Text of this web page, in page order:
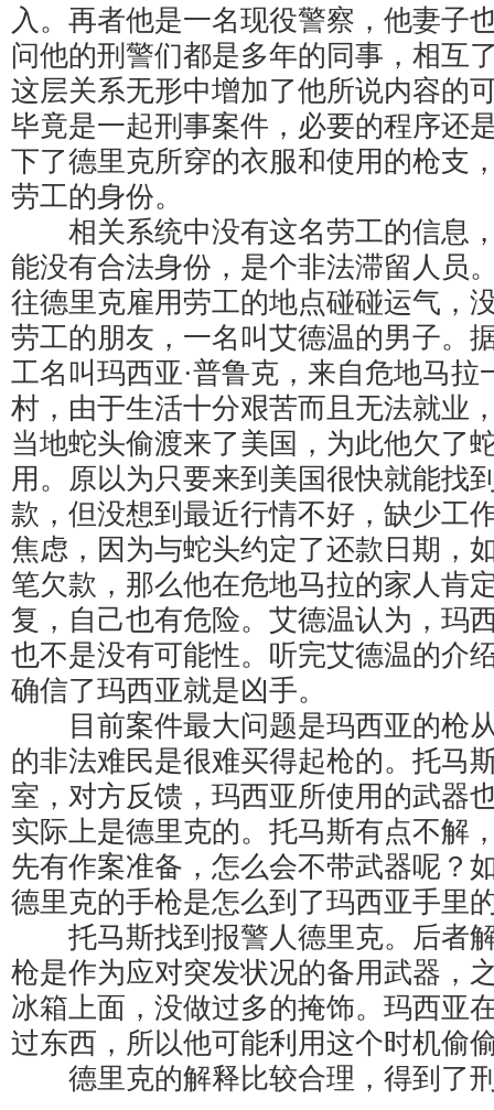
入。再者他是一名现役警察，他妻子
问他的刑警们都是多年的同事，相互
这层关系无形中增加了他所说内容的
毕竟是一起刑事案件，必要的程序还
下了德里克所穿的衣服和使用的枪支
劳工的身份。
相关系统中没有这名劳工的信息
能没有合法身份，是个非法滞留人员
往德里克雇用劳工的地点碰碰运气，
劳工的朋友，一名叫艾德温的男子。
工名叫玛西亚·普鲁克，来自危地马拉
村，由于生活十分艰苦而且无法就业
当地蛇头偷渡来了美国，为此他欠了
用。原以为只要来到美国很快就能找
款，但没想到最近行情不好，缺少工
焦虑，因为与蛇头约定了还款日期，
笔欠款，那么他在危地马拉的家人肯
复，自己也有危险。艾德温认为，玛
也不是没有可能性。听完艾德温的介
确信了玛西亚就是凶手。
目前案件最大问题是玛西亚的枪
的非法难民是很难买得起枪的。托马
室，对方反馈，玛西亚所使用的武器
实际上是德里克的。托马斯有点不解
先有作案准备，怎么会不带武器呢？
德里克的手枪是怎么到了玛西亚手里
托马斯找到报警人德里克。后者
枪是作为应对突发状况的备用武器，
冰箱上面，没做过多的掩饰。玛西亚
过东西，所以他可能利用这个时机偷
德里克的解释比较合理，得到了